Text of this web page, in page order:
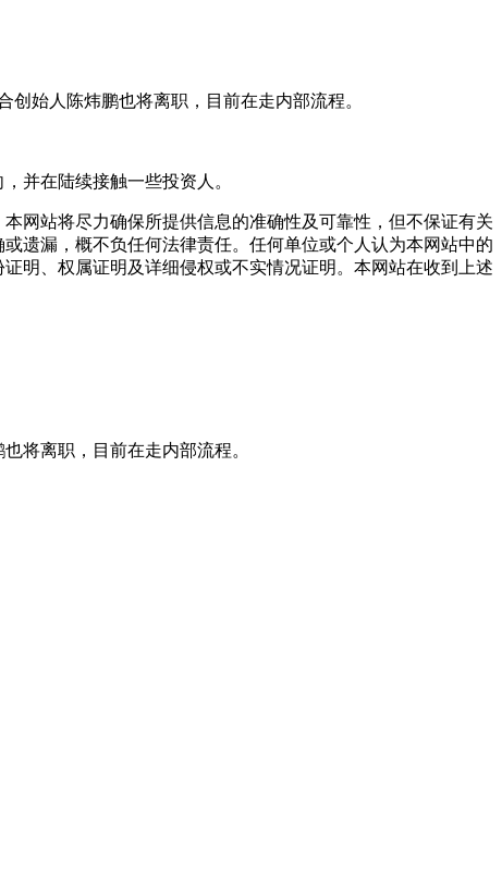
始人陈炜鹏也将离职，目前在走内部流程。
并在陆续接触一些投资人。
站将尽力确保所提供信息的准确性及可靠性，但不保证有关
遗漏，概不负任何法律责任。任何单位或个人认为本网站中的
明、权属证明及详细侵权或不实情况证明。本网站在收到上述
将离职，目前在走内部流程。